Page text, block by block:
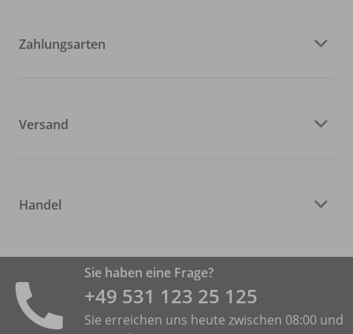
Zahlungsarten
Versand
Handel
Sie haben eine Frage?
+49 531 ­123 25 125
Sie erreichen uns heute zwischen 08:00 und